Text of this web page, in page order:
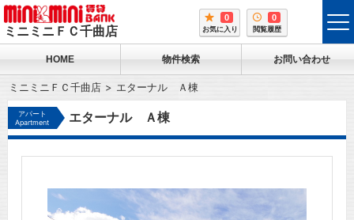
ミニミニＦＣ千曲店
0
お気に入り
0
閲覧履歴
HOME 物件検索 お問い合わせ
ミニミニＦＣ千曲店 エターナル Ａ棟
アパート
Apartment
エターナル Ａ棟